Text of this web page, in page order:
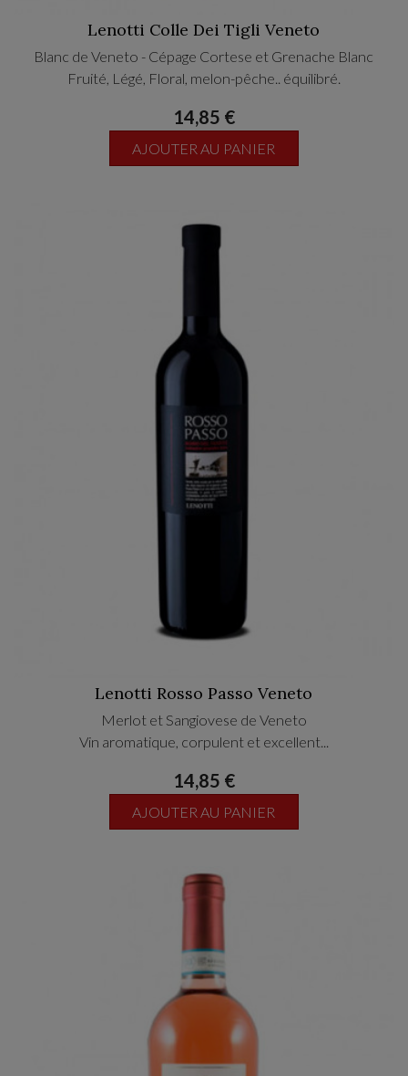
Lenotti Colle Dei Tigli Veneto
Blanc de Veneto - Cépage Cortese et Grenache Blanc
Fruité, Légé, Floral, melon-pêche.. équilibré.
14,85 €
AJOUTER AU PANIER
Lenotti Rosso Passo Veneto
Merlot et Sangiovese de Veneto
Vin aromatique, corpulent et excellent...
14,85 €
AJOUTER AU PANIER